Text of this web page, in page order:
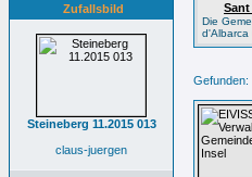
Zufallsbild
Steineberg 11.2015 013
claus-juergen
Die
d'Albarca
Gefunden: